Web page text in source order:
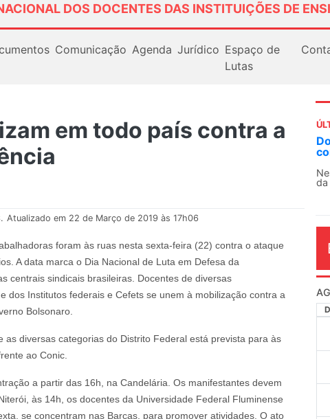
DOS DOCENTES DAS INSTITUIÇÕES DE
Comunicação Agenda Jurídico Espaço de
Lutas
em todo país contra a
Atualizado em 22 de Março de 2019 às 17h06
foram às ruas nesta sexta-feira (22) contra o ataque
A data marca o Dia Nacional de Luta em Defesa da
centrais sindicais brasileiras. Docentes de diversas
dos Institutos federais e Cefets se unem à mobilização contra a
Bolsonaro.
diversas categorias do Distrito Federal está prevista para às
ao Conic.
a partir das 16h, na Candelária. Os manifestantes devem
às 14h, os docentes da Universidade Federal Fluminense
se concentram nas Barcas, para promover atividades. O ato
O